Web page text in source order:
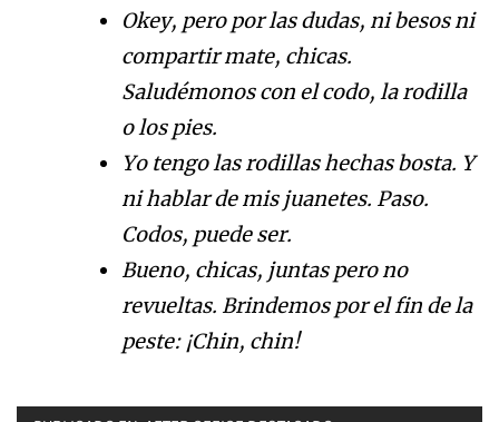
Okey, pero por las dudas, ni besos ni
compartir mate, chicas.
Saludémonos con el codo, la rodilla
o los pies.
Yo tengo las rodillas hechas bosta. Y
ni hablar de mis juanetes. Paso.
Codos, puede ser.
Bueno, chicas, juntas pero no
revueltas. Brindemos por el fin de la
peste: ¡Chin, chin!